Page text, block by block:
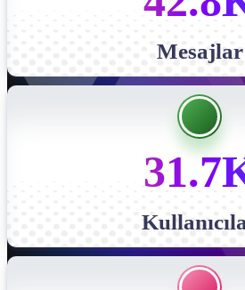
Mesajlar